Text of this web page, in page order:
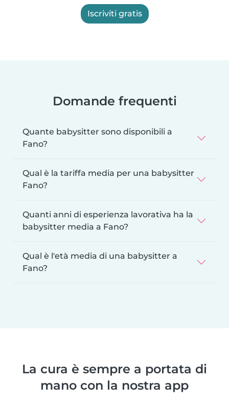
Iscriviti gratis
Domande frequenti
Quante babysitter sono disponibili a
Fano?
Qual è la tariffa media per una babysitter
Fano?
Quanti anni di esperienza lavorativa ha la
babysitter media a Fano?
Qual è l'età media di una babysitter a
Fano?
La cura è sempre a portata di
mano con la nostra app